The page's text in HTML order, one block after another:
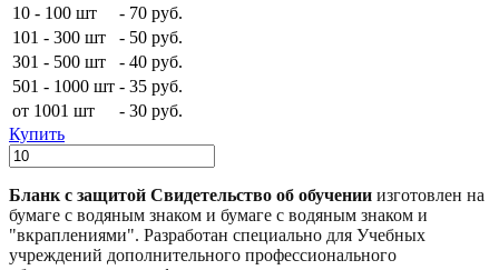
10 - 100 шт
- 70 руб.
101 - 300 шт
- 50 руб.
301 - 500 шт
- 40 руб.
501 - 1000 шт - 35 руб.
от 1001 шт
- 30 руб.
Купить
Бланк с защитой Свидетельство об обучении изготовлен на
бумаге с водяным знаком и бумаге с водяным знаком и
"вкраплениями". Разработан специально для Учебных
учреждений дополнительного профессионального